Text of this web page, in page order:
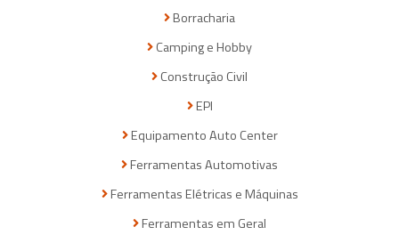
Borracharia
Camping e Hobby
Construção Civil
EPI
Equipamento Auto Center
Ferramentas Automotivas
Ferramentas Elétricas e Máquinas
Ferramentas em Geral